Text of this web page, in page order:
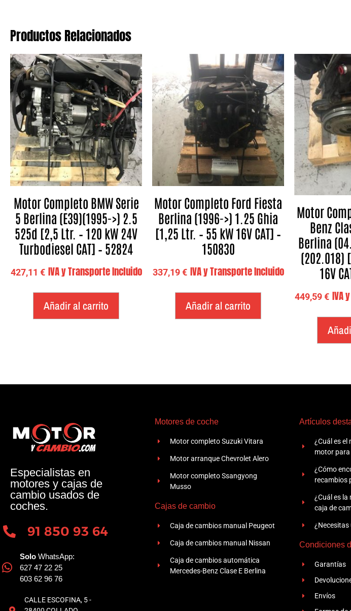
Productos Relacionados
Motor Completo BMW Serie
5 Berlina (E39)(1995->) 2.5
525d [2,5 Ltr. – 120 kW 24V
Turbodiesel CAT] – 52824
427,11 € IVA y Transporte Incluido
Añadir al carrito
Motor Completo Ford Fiesta
Berlina (1996->) 1.25 Ghia
[1,25 Ltr. – 55 kW 16V CAT] –
150830
337,19€ IVA y Transporte Incluido
Añadir al carrito
Motor
Benz
Berlina
(202.018)
16V
449,59€ IVA
Especialistas en
motores y cajas de
cambio usados de
coches.
91 850 93 64
Solo WhatsApp:
627 47 22 25
603 62 96 76
CALLE ESCOFINA, 5 -
Motores de coche
Motor completo Suzuki Vitara
Motor arranque Chevrolet Alero
Motor completo Ssangyong
Musso
Cajas de cambio
Caja de cambios manual Peugeot
Caja de cambios manual Nissan
Caja de cambios automática
Mercedes-Benz Clase E Berlina
Artículos
¿Cuál es el
motor para
¿Cómo
recambios
¿Cuál es
caja de
Condiciones
Garantías
Envíos